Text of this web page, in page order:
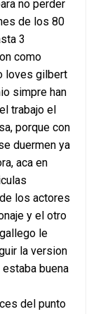
no perder
de los 80
3
como
loves gilbert
simpre han
trabajo el
porque con
duermen ya
aca en
los actores
y el otro
le
la version
buena
del punto